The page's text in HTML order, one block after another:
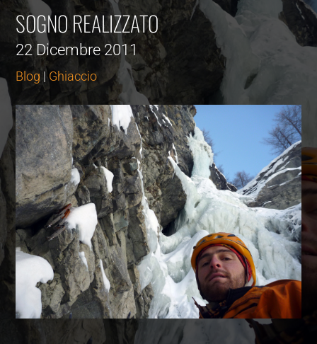
SOGNO REALIZZATO
22 Dicembre 2011
Blog |Ghiaccio